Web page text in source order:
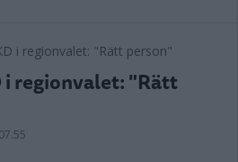
i regionvalet: "Rätt